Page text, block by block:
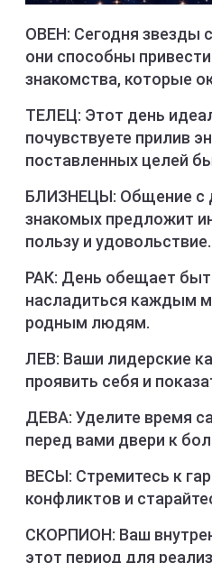
ОВЕН: Сегодня звезды
они способны
знакомства, которые
ТЕЛЕЦ: Этот день
почувствуете прилив
поставленных целей
БЛИЗНЕЦЫ: Общение с
знакомых предложит
пользу и удовольствие.
РАК: День обещает
насладиться каждым
родным людям.
ЛЕВ: Ваши лидерские
проявить себя и
ДЕВА: Уделите время
перед вами двери к
ВЕСЫ: Стремитесь к
конфликтов и
СКОРПИОН: Ваш
этот период для